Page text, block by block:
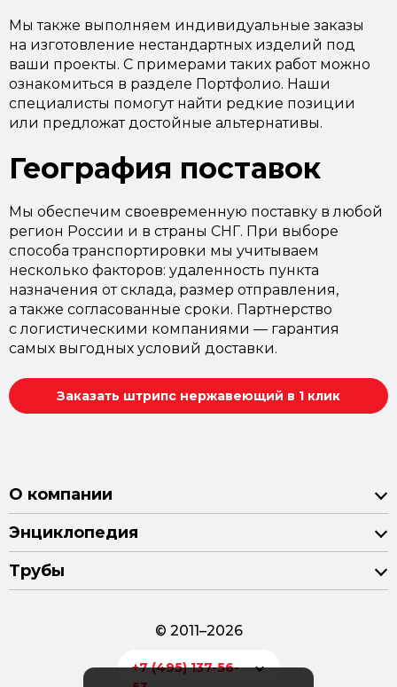
Мы также выполняем индивидуальные заказы
на изготовление нестандартных изделий под
ваши проекты. С примерами таких работ можно
ознакомиться в разделе Портфолио. Наши
специалисты помогут найти редкие позиции
или предложат достойные альтернативы.
География поставок
Мы обеспечим своевременную поставку в любой
регион России и в страны СНГ. При выборе
способа транспортировки мы учитываем
несколько факторов: удаленность пункта
назначения от склада, размер отправления,
а также согласованные сроки. Партнерство
с логистическими компаниями — гарантия
самых выгодных условий доставки.
Заказать штрипс нержавеющий в 1 клик
О компании
Энциклопедия
Трубы
© 2011–2026
+7 (495) 137-56-